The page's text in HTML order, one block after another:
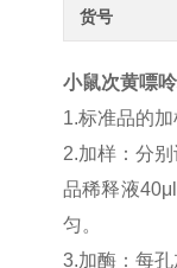
货号
小鼠次黄嘌
1.标准品的
2.加样：分
品稀释液
匀。
3.加酶：每